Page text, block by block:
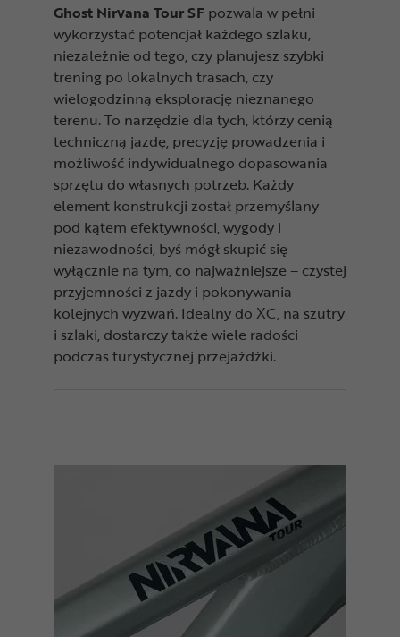
Ghost Nirvana Tour SF pozwala w pełni
wykorzystać potencjał każdego szlaku,
niezależnie od tego, czy planujesz szybki
trening po lokalnych trasach, czy
wielogodzinną eksplorację nieznanego
terenu. To narzędzie dla tych, którzy cenią
techniczną jazdę, precyzję prowadzenia i
możliwość indywidualnego dopasowania
sprzętu do własnych potrzeb. Każdy
element konstrukcji został przemyślany
pod kątem efektywności, wygody i
niezawodności, byś mógł skupić się
wyłącznie na tym, co najważniejsze – czystej
przyjemności z jazdy i pokonywania
kolejnych wyzwań. Idealny do XC, na szutry
i szlaki, dostarczy także wiele radości
podczas turystycznej przejażdżki.